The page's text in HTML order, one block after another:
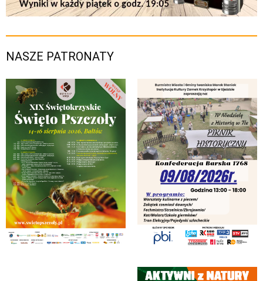
NASZE PATRONATY